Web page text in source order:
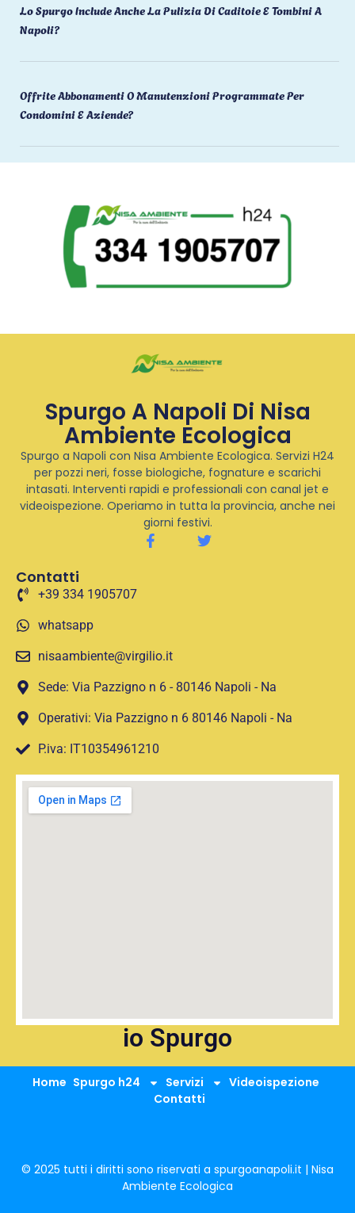
Lo Spurgo Include Anche La Pulizia Di Caditoie E Tombini A
Napoli?
Offrite Abbonamenti O Manutenzioni Programmate Per
Condomini E Aziende?
Spurgo A Napoli Di Nisa
Ambiente Ecologica
Spurgo a Napoli con Nisa Ambiente Ecologica. Servizi H24
per pozzi neri, fosse biologiche, fognature e scarichi
intasati. Interventi rapidi e professionali con canal jet e
videoispezione. Operiamo in tutta la provincia, anche nei
giorni festivi.
Contatti
+39 334 1905707
whatsapp
nisaambiente@virgilio.it
Sede: Via Pazzigno n 6 - 80146 Napoli - Na
Operativi: Via Pazzigno n 6 80146 Napoli - Na
P.iva: IT10354961210
io Spurgo
Home Spurgo h24 Servizi
Videoispezione
Contatti
© 2025 tutti i diritti sono riservati a spurgoanapoli.it | Nisa
Ambiente Ecologica